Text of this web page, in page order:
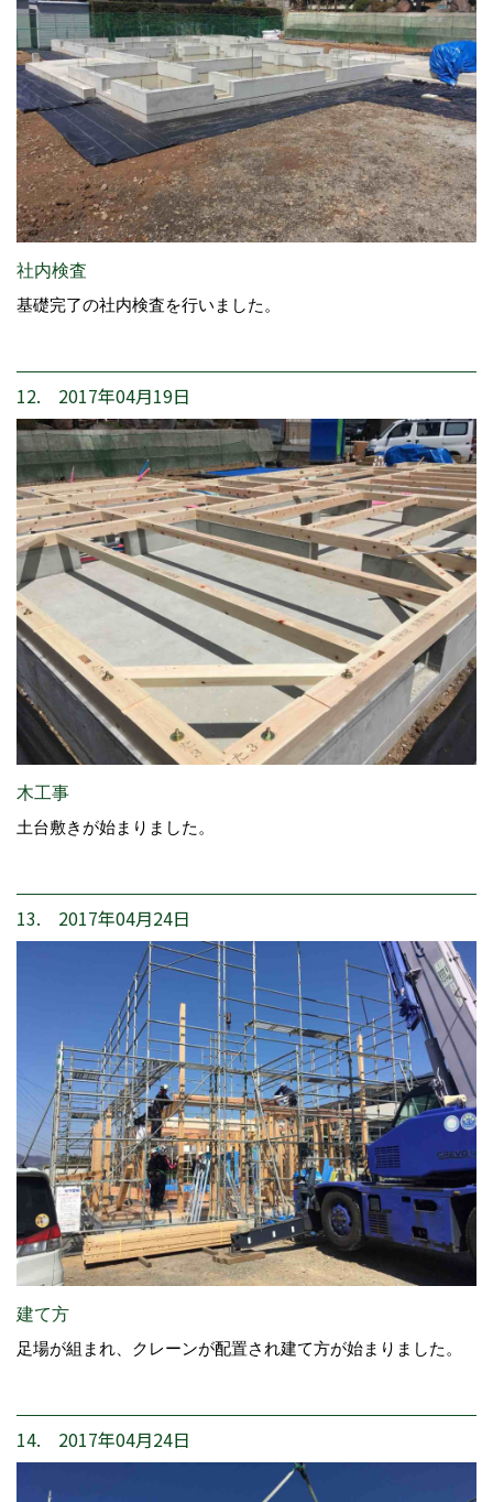
社内検査
基礎完了の社内検査を行いました。
12. 2017年04月19日
木工事
土台敷きが始まりました。
13. 2017年04月24日
建て方
足場が組まれ、クレーンが配置され建て方が始まりました。
14. 2017年04月24日